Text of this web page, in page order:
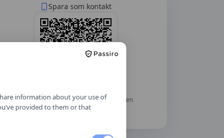
Spara som kontakt
Skanna med mobilkameran — telefonen
frågar om du vill lägga till
information about your use of
provided to them or that